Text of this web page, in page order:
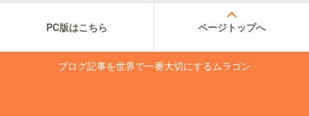
PC版はこちら ページトップへ
ブログ記事を世界で一番大切にするムラゴン